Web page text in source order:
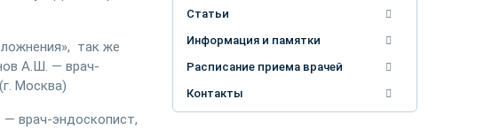
так же
А.Ш. — врач-
Москва)
— врач-эндоскопист,
Статьи
Информация и памятки
Расписание приема врачей
Контакты